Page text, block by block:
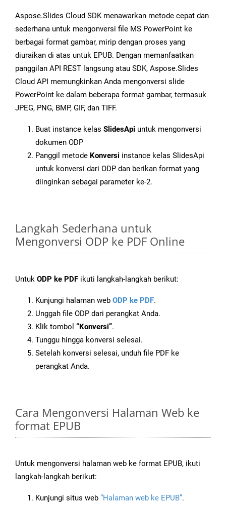
Aspose.Slides Cloud SDK menawarkan metode cepat dan
sederhana untuk mengonversi file MS PowerPoint ke
berbagai format gambar, mirip dengan proses yang
diuraikan di atas untuk EPUB. Dengan memanfaatkan
panggilan API REST langsung atau SDK, Aspose.Slides
Cloud API memungkinkan Anda mengonversi slide
PowerPoint ke dalam beberapa format gambar, termasuk
JPEG, PNG, BMP, GIF, dan TIFF.
Buat instance kelas SlidesApi untuk mengonversi
dokumen ODP
Panggil metode Konversi instance kelas SlidesApi
untuk konversi dari ODP dan berikan format yang
diinginkan sebagai parameter ke-2.
Langkah Sederhana untuk
Mengonversi ODP ke PDF Online
Untuk ODP ke PDF ikuti langkah-langkah berikut:
Kunjungi halaman web ODP ke PDF.
Unggah file ODP dari perangkat Anda.
Klik tombol “Konversi”.
Tunggu hingga konversi selesai.
Setelah konversi selesai, unduh file PDF ke
perangkat Anda.
Cara Mengonversi Halaman Web ke
format EPUB
Untuk mengonversi halaman web ke format EPUB, ikuti
langkah-langkah berikut:
Kunjungi situs web “Halaman web ke EPUB”.